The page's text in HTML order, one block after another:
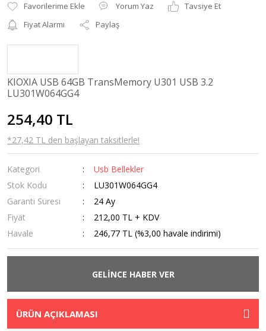
Yorum Yaz
Tavsiye Et
Fiyat Alarmı
Paylaş
KIOXIA USB 64GB TransMemory U301 USB 3.2
LU301W064GG4
254,40 TL
*27,42 TL den başlayan taksitlerle!
Kategori
Usb Bellekler
Stok Kodu
LU301W064GG4
Garanti Süresi
24 Ay
Fiyat
212,00 TL + KDV
Havale
246,77 TL (%3,00 havale indirimi)
GELİNCE HABER VER
ÜRÜN AÇIKLAMASI